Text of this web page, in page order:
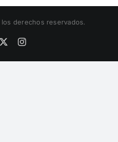
derechos reservados.
Instagram